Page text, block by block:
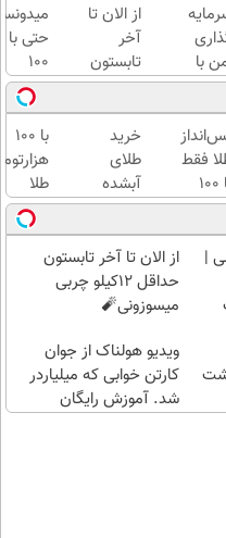
با
و
|
از الان تا
آخر
تابستون
حداقل
12کیلو
چربی
میسوزونی
🧨
حتی با
۱۰۰
هم
میتونی
طلا
بخری؟
فقط
با ۱۰۰
و
خرید
طلای
آبشده
حتی با
۱۰۰هزارتومان
با ۱۰۰
طلا
بخرید،
اون هم
قسطی
|
از الان تا آخر تابستون
حداقل 12کیلو چربی
میسوزونی🧨
ویدیو هولناک از جوان
کارتن خوابی که میلیاردر
شد. آموزش رایگان